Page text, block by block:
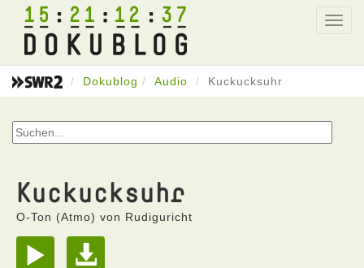
15 21 12 37
Dokublog Audio Kuckucksuhr
Kuckucksuhr
O-Ton (Atmo) von Rudiguricht